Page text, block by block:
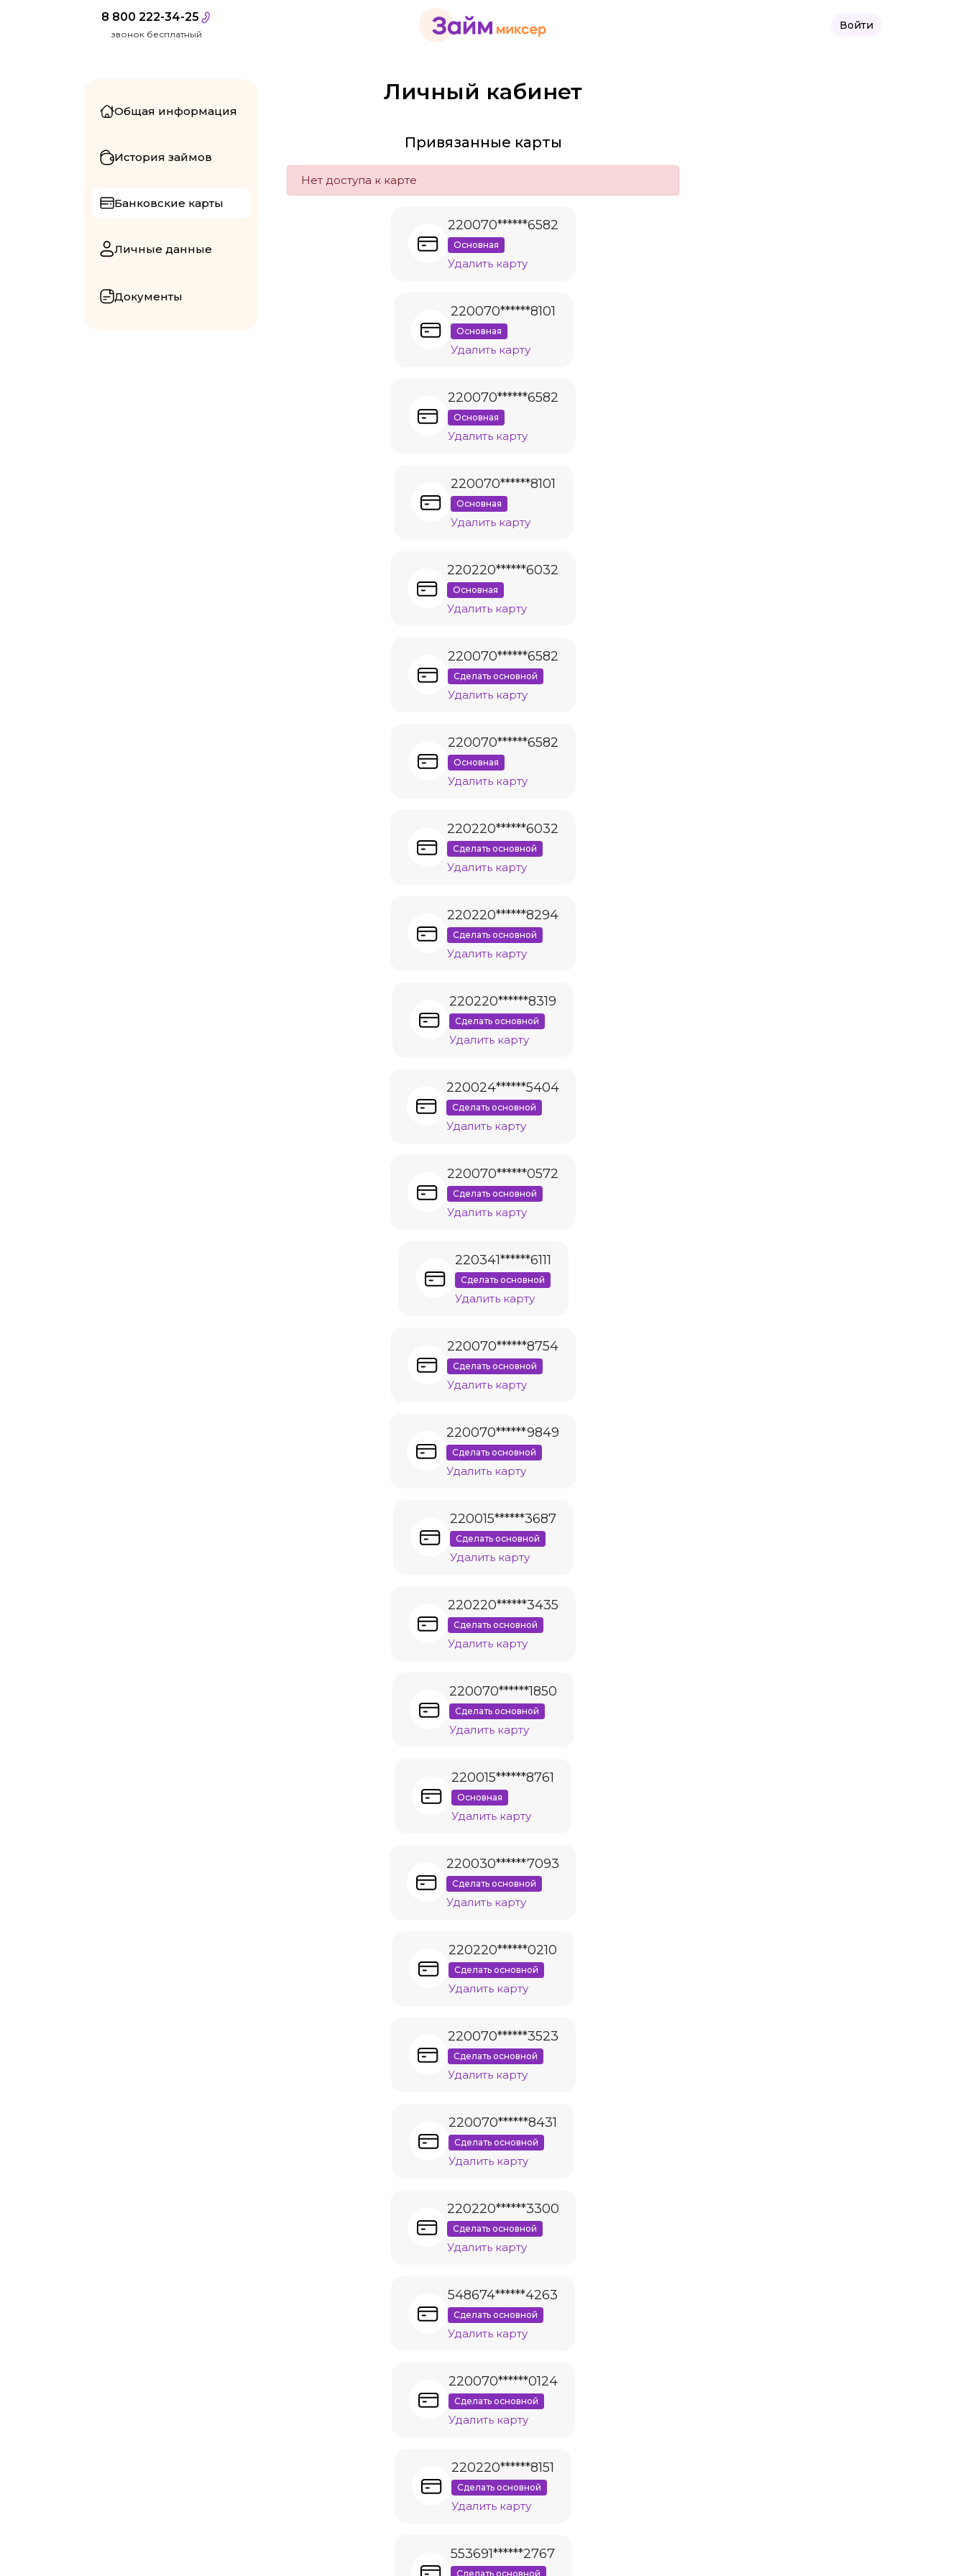
8 800 222-34-25
звонок бесплатный
Войти
Общая информация
История займов
Банковские карты
Личные данные
Документы
Личный кабинет
Привязанные карты
Нет доступа к карте
220070******6582
Основная
Удалить карту
220070******8101
Основная
Удалить карту
220070******6582
Основная
Удалить карту
220070******8101
Основная
Удалить карту
220220******6032
Основная
Удалить карту
220070******6582
Сделать основной
Удалить карту
220070******6582
Основная
Удалить карту
220220******6032
Сделать основной
Удалить карту
220220******8294
Сделать основной
Удалить карту
220220******8319
Сделать основной
Удалить карту
220024******5404
Сделать основной
Удалить карту
220070******0572
Сделать основной
Удалить карту
220341******6111
Сделать основной
Удалить карту
220070******8754
Сделать основной
Удалить карту
220070******9849
Сделать основной
Удалить карту
220015******3687
Сделать основной
Удалить карту
220220******3435
Сделать основной
Удалить карту
220070******1850
Сделать основной
Удалить карту
220015******8761
Основная
Удалить карту
220030******7093
Сделать основной
Удалить карту
220220******0210
Сделать основной
Удалить карту
220070******3523
Сделать основной
Удалить карту
220070******8431
Сделать основной
Удалить карту
220220******3300
Сделать основной
Удалить карту
548674******4263
Сделать основной
Удалить карту
220070******0124
Сделать основной
Удалить карту
220220******8151
Сделать основной
Удалить карту
553691******2767
Сделать основной